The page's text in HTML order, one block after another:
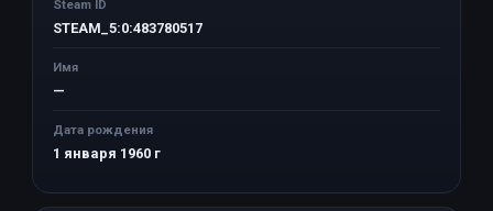
Steam ID
STEAM_5:0:483780517
Имя
—
Дата рождения
1 января 1960 г